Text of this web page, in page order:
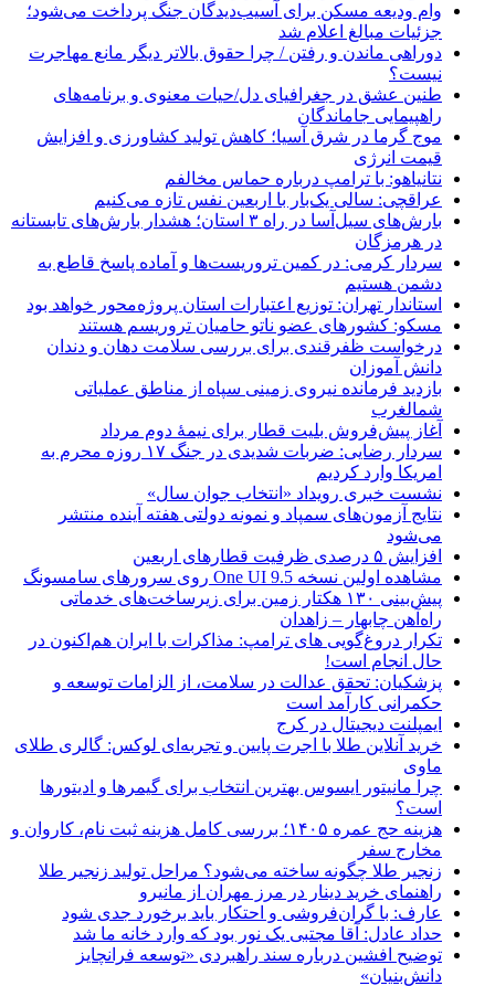
وام ودیعه مسکن برای آسیب‌دیدگان جنگ پرداخت می‌شود؛
جزئیات مبالغ اعلام شد
دوراهی ماندن و رفتن / چرا حقوق بالاتر دیگر مانع مهاجرت
نیست؟
طنین عشق در جغرافیای دل/حیات معنوی و برنامه‌های
راهپیمایی جاماندگان
موج گرما در شرق آسیا؛ کاهش تولید کشاورزی و افزایش
قیمت انرژی
نتانیاهو: با ترامپ درباره حماس مخالفم
عراقچی: سالی یک‌بار با اربعین نفس تازه می‌کنیم
بارش‌های سیل‌آسا در راه ۳ استان؛ هشدار بارش‌های تابستانه
در هرمزگان
سردار کرمی: در کمین تروریست‌ها و آماده پاسخ قاطع به
دشمن هستیم
استاندار تهران: توزیع اعتبارات استان پروژه‌محور خواهد بود
مسکو: کشورهای عضو ناتو حامیان تروریسم هستند
درخواست ظفرقندی برای بررسی سلامت دهان و دندان
دانش آموزان
بازدید فرمانده نیروی زمینی سپاه از مناطق عملیاتی
شمالغرب
آغاز پیش‌فروش بلیت قطار برای نیمۀ دوم مرداد
سردار رضایی: ضربات شدیدی در جنگ ۱۷ روزه محرم به
امریکا وارد کردیم
نشست خبری رویداد «انتخاب جوان سال»
نتایج آزمون‌های سمپاد و نمونه دولتی هفته آینده منتشر
می‌شود
افزایش ۵ درصدی ظرفیت قطارهای اربعین
مشاهده اولین نسخه One UI 9.5 روی سرورهای سامسونگ
پیش‌بینی ۱۳۰ هکتار زمین برای زیرساخت‌های خدماتی
راه‌آهن چابهار – زاهدان
تکرار دروغ‌گویی های ترامپ: مذاکرات با ایران هم‌اکنون در
حال انجام است!
پزشکیان: تحقق عدالت در سلامت، از الزامات توسعه و
حکمرانی کارآمد است
ایمپلنت دیجیتال در کرج
خرید آنلاین طلا با اجرت پایین و تجربه‌ای لوکس: گالری طلای
ماوی
چرا مانیتور ایسوس بهترین انتخاب برای گیمرها و ادیتورها
است؟
هزینه حج عمره ۱۴۰۵؛ بررسی کامل هزینه ثبت نام، کاروان و
مخارج سفر
زنجیر طلا چگونه ساخته می‌شود؟ مراحل تولید زنجیر طلا
راهنمای خرید دینار در مرز مهران از مانیرو
عارف: با گران‌فروشی و احتکار باید برخورد جدی شود
حداد عادل: آقا مجتبی یک نور بود که وارد خانه ما شد
توضیح افشین درباره سند راهبردی «توسعه فرانچایز
دانش‌بنیان»